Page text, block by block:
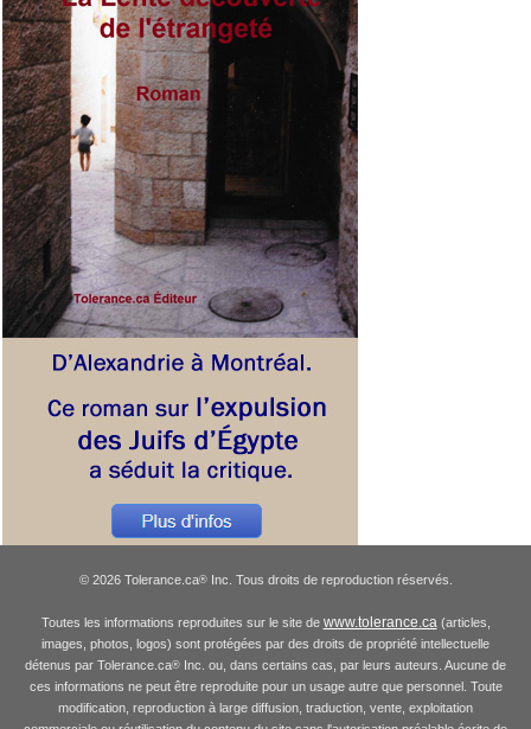
© 2026 Tolerance.ca®Inc. Tous droits de reproduction réservés.
Toutes les informations reproduites sur le site de www.tolerance.ca(articles,
images, photos, logos) sont protégées par des droits de propriété intellectuelle
détenus par Tolerance.ca® Inc. ou, dans certains cas, par leurs auteurs. Aucune de
ces informations ne peut être reproduite pour un usage autre que personnel. Toute
modification, reproduction à large diffusion, traduction, vente, exploitation